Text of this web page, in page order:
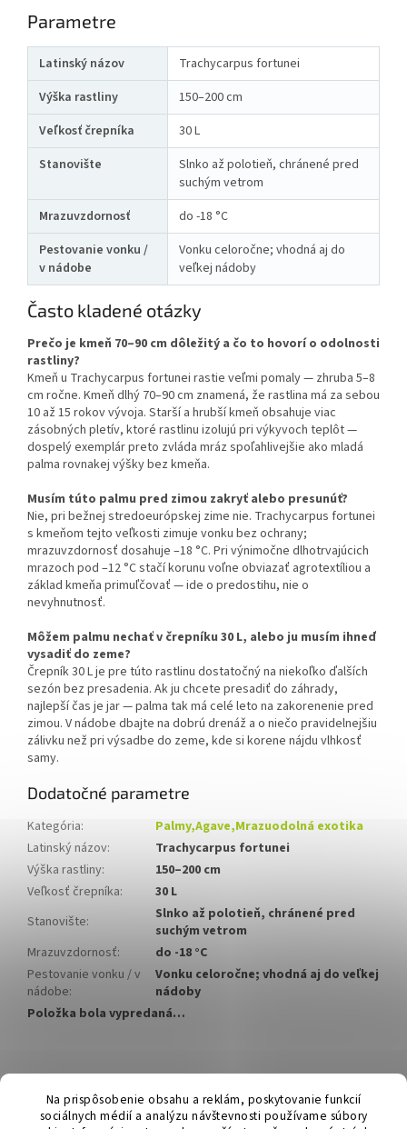
Na prispôsobenie obsahu a reklám, poskytovanie funkcií
sociálnych médií a analýzu návštevnosti používame súbory
Parametre
Latinský názov
Trachycarpus fortunei
Výška rastliny
150–200 cm
Veľkosť črepníka
30 L
Stanovište
Slnko až polotieň, chránené pred
suchým vetrom
Mrazuvzdornosť
do -18 °C
Pestovanie vonku /
v nádobe
Vonku celoročne; vhodná aj do
veľkej nádoby
Často kladené otázky
Prečo je kmeň 70–90 cm dôležitý a čo to hovorí o odolnosti
rastliny?
Kmeň u Trachycarpus fortunei rastie veľmi pomaly — zhruba 5–8
cm ročne. Kmeň dlhý 70–90 cm znamená, že rastlina má za sebou
10 až 15 rokov vývoja. Starší a hrubší kmeň obsahuje viac
zásobných pletív, ktoré rastlinu izolujú pri výkyvoch teplôt —
dospelý exemplár preto zvláda mráz spoľahlivejšie ako mladá
palma rovnakej výšky bez kmeňa.
Musím túto palmu pred zimou zakryť alebo presunúť?
Nie, pri bežnej stredoeurópskej zime nie. Trachycarpus fortunei
s kmeňom tejto veľkosti zimuje vonku bez ochrany;
mrazuvzdornosť dosahuje –18 °C. Pri výnimočne dlhotrvajúcich
mrazoch pod –12 °C stačí korunu voľne obviazať agrotextíliou a
základ kmeňa primuľčovať — ide o predostihu, nie o
nevyhnutnosť.
Môžem palmu nechať v črepníku 30 L, alebo ju musím ihneď
vysadiť do zeme?
Črepník 30 L je pre túto rastlinu dostatočný na niekoľko ďalších
sezón bez presadenia. Ak ju chcete presadiť do záhrady,
najlepší čas je jar — palma tak má celé leto na zakorenenie pred
zimou. V nádobe dbajte na dobrú drenáž a o niečo pravidelnejšiu
zálivku než pri výsadbe do zeme, kde si korene nájdu vlhkosť
samy.
Dodatočné parametre
Kategória:
Palmy,Agave,Mrazuodolná exotika
Latinský názov:
Trachycarpus fortunei
Výška rastliny:
150–200 cm
Veľkosť črepníka:
30 L
Stanovište:
Slnko až polotieň, chránené pred
suchým vetrom
Mrazuvzdornosť:
do -18 °C
Pestovanie vonku / v
nádobe:
Vonku celoročne; vhodná aj do veľkej
nádoby
Položka bola vypredaná…
á
Hurmikaki.com